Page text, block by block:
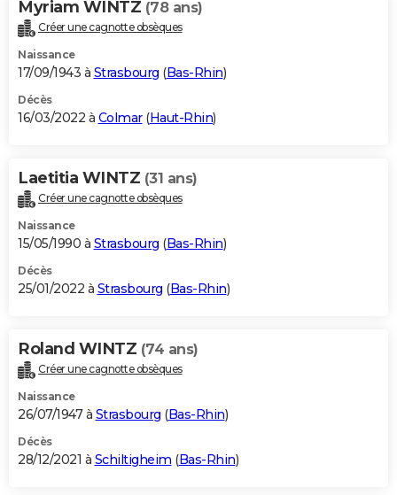
Myriam WINTZ (78 ans)
Créer une cagnotte obsèques
Naissance
17/09/1943 à Strasbourg (Bas-Rhin)
Décès
16/03/2022 à Colmar(Haut-Rhin)
Laetitia WINTZ (31 ans)
Créer une cagnotte obsèques
Naissance
15/05/1990 à Strasbourg (Bas-Rhin)
Décès
25/01/2022 à Strasbourg (Bas-Rhin)
Roland WINTZ (74 ans)
Créer une cagnotte obsèques
Naissance
26/07/1947 à Strasbourg (Bas-Rhin)
Décès
28/12/2021 à Schiltigheim (Bas-Rhin)